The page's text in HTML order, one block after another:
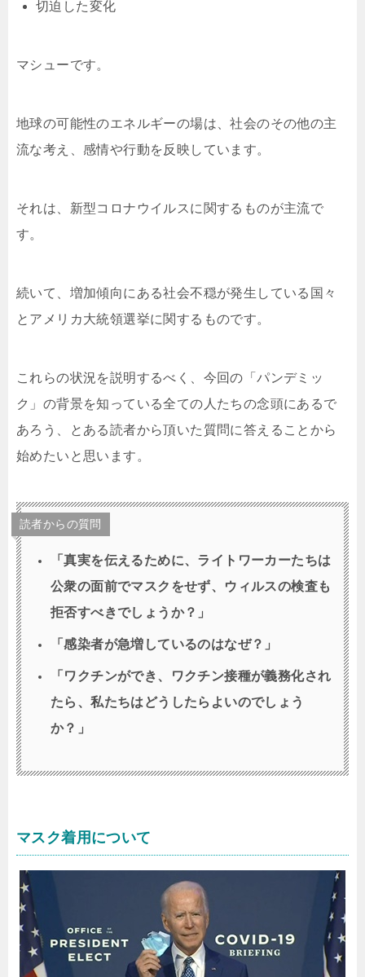
切迫した変化
マシューです。
地球の可能性のエネルギーの場は、社会のその他の主
流な考え、感情や行動を反映しています。
それは、新型コロナウイルスに関するものが主流で
す。
続いて、増加傾向にある社会不穏が発生している国々
とアメリカ大統領選挙に関するものです。
これらの状況を説明するべく、今回の「パンデミッ
ク」の背景を知っている全ての人たちの念頭にあるで
あろう、とある読者から頂いた質問に答えることから
始めたいと思います。
読者からの質問
「真実を伝えるために、ライトワーカーたちは
公衆の面前でマスクをせず、ウィルスの検査も
拒否すべきでしょうか？」
「感染者が急増しているのはなぜ？」
「ワクチンができ、ワクチン接種が義務化され
たら、私たちはどうしたらよいのでしょう
か？」
マスク着用について